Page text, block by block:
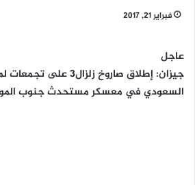
فبراير 21, 2017
عاجل
جيزان: إطلاق صاروخ زلزال3
السعودي في معسكر مستحدث جنوب